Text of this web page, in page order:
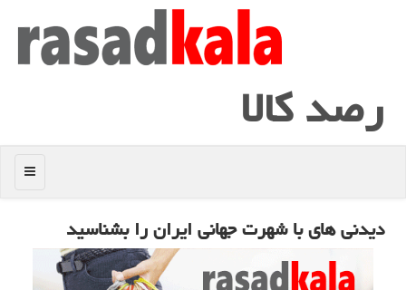
رصد كالا
منو
دیدنی های با شهرت جهانی ایران را بشناسید